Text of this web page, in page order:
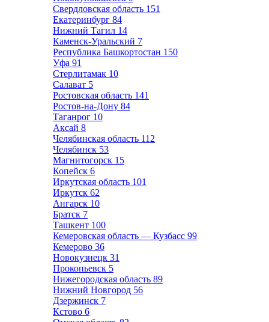
Свердловская область 151
Екатеринбург 84
Нижний Тагил 14
Каменск-Уральский 7
Республика Башкортостан 150
Уфа 91
Стерлитамак 10
Салават 5
Ростовская область 141
Ростов-на-Дону 84
Таганрог 10
Аксай 8
Челябинская область 112
Челябинск 53
Магнитогорск 15
Копейск 6
Иркутская область 101
Иркутск 62
Ангарск 10
Братск 7
Ташкент 100
Кемеровская область — Кузбасс 99
Кемерово 36
Новокузнецк 31
Прокопьевск 5
Нижегородская область 89
Нижний Новгород 56
Дзержинск 7
Кстово 6